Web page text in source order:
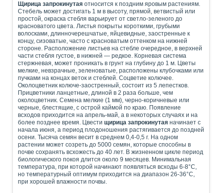
Щирица запрокинутая относится к поздним яровым растениям.
Стебель может достигать 1 м в высоту, прямой, ветвистый или
простой, окраска стебля варьирует от светло-зеленого до
красноватого цвета. Листья покрыты короткими, грубыми
волосками, длинночерешчатые, яйцевидные, заостренные к
концу, сизоватые, часто с красноватым оттенком на нижней
стороне. Расположение листьев на стебле очередное, в верхней
части стебля густое, в нижней — редкое. Корневая система
стержневая, может проникать в грунт на глубину до 1 м. Цветы
мелкие, невзрачные, зеленоватые, расположены клубочками или
пучками на концах веток и стеблей. Соцветие колючее.
Околоцветник колюче-заостренный, состоит из 5 лепестков.
Прицветники ланцетные, длиной в 2 раза больше, чем
околоцветник. Семена мелкие (1 мм), черно-коричневые или
черные, блестящие, с острой каймой по краю. Появление
всходов приходится на апрель-май, а в некоторых случаях и на
более позднее время. Цвести щирица запрокинутая начинает с
начала июня, а период плодоношения растягивается до поздней
осени. Тысяча семян весит в среднем 0,4-0,5 г. На одном
растении может созреть до 5000 семян, которые способны в
почве сохранять всхожесть до 40 лет. В жизненном цикле период
биологического покоя длится около 9 месяцев. Минимальная
температура, при которой начинают появляться всходы 6-8°С,
но температурный оптимум приходится на диапазон 26-36°С,
при хорошей влажности почвы.